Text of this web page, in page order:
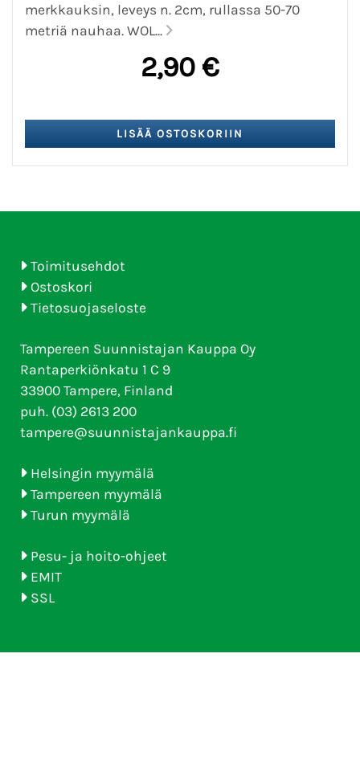
merkkauksin, leveys n. 2cm, rullassa 50-70
metriä nauhaa. WOL...
2,90 €
Toimitusehdot
Ostoskori
Tietosuojaseloste
Tampereen Suunnistajan Kauppa Oy
Rantaperkiönkatu 1 C 9
33900 Tampere, Finland
puh. (03) 2613 200
tampere@suunnistajankauppa.fi
Helsingin myymälä
Tampereen myymälä
Turun myymälä
Pesu- ja hoito-ohjeet
EMIT
SSL